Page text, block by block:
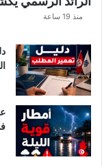
م
ن
ي
ف
ي
ت
و
ن
س
منذ 19 ساعة